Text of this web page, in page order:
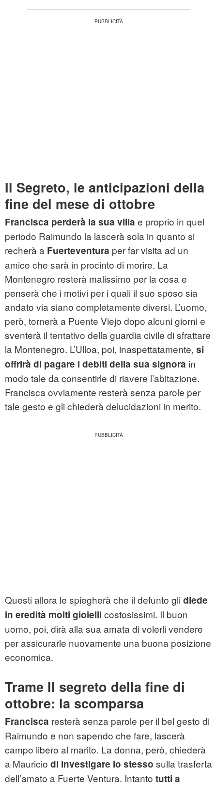
Il Segreto, le anticipazioni della
fine del mese di ottobre
Francisca perderà la sua villa e proprio in quel
periodo Raimundo la lascerà sola in quanto si
recherà a Fuerteventura per far visita ad un
amico che sarà in procinto di morire. La
Montenegro resterà malissimo per la cosa e
penserà che i motivi per i quali il suo sposo sia
andato via siano completamente diversi. L’uomo,
però, tornerà a Puente Viejo dopo alcuni giorni e
sventerà il tentativo della guardia civile di sfrattare
la Montenegro. L’Ulloa, poi, inaspettatamente, si
offrirà di pagare i debiti della sua signora in
modo tale da consentirle di riavere l’abitazione.
Francisca ovviamente resterà senza parole per
tale gesto e gli chiederà delucidazioni in merito.
Questi allora le spiegherà che il defunto gli diede
in eredità molti gioielli costosissimi. Il buon
uomo, poi, dirà alla sua amata di volerli vendere
per assicurarle nuovamente una buona posizione
economica.
Trame Il segreto della fine di
ottobre: la scomparsa
Francisca resterà senza parole per il bel gesto di
Raimundo e non sapendo che fare, lascerà
campo libero al marito. La donna, però, chiederà
a Mauricio di investigare lo stesso sulla trasferta
dell’amato a Fuerte Ventura. Intanto tutti a